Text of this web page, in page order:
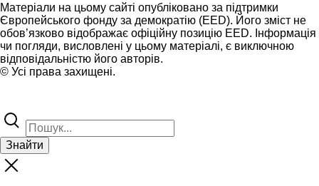
Матеріали на цьому сайті опубліковано за підтримки
Європейського фонду за демократію (EED). Його зміст не
обов’язково відображає офіційну позицію EED. Інформація
чи погляди, висловлені у цьому матеріалі, є виключною
відповідальністю його авторів.
© Усі права захищені.
Знайти